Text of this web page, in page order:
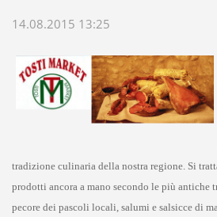
14.08.2015 13:25
tradizione culinaria della nostra regione. Si
prodotti ancora a mano secondo le più antiche
pecore dei pascoli locali, salumi e salsicce di